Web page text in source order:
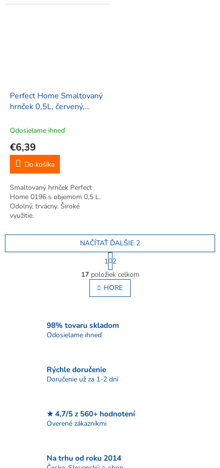
Perfect Home Smaltovaný
hrnček 0,5L, červený,
Odosielame ihneď
€6,39
Do košíka
Smaltovaný hrnček Perfect
Home 0196 s objemom 0,5 L.
Odolný, trvácny. Široké
využitie.
O
v
l
á
c
k
ý
p
NAČÍTAŤ ĎALŠIE 2
S
t
r
á
n
k
a
n
1 2
17položiek celkom
HORE
98% tovaru skladom
Odosielame ihneď
Rýchle doručenie
Doručenie už za 1-2 dni
★ 4,7/5 z 560+ hodnotení
Overené zákazníkmi
Na trhu od roku 2014